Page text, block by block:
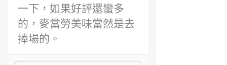
一下，如果好評還蠻多
的，麥當勞美味當然是去
捧場的。